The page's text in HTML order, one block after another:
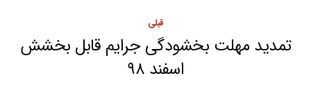
قبلی
Previous
post:
تمدید مهلت بخشودگی جرایم قابل بخشش
اسفند ۹۸